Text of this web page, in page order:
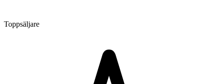
Toppsäljare